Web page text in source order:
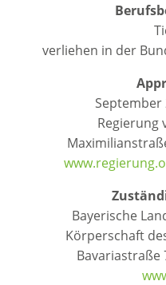
verliehen in der
September
Regierung
Bayerische
Körperschaft
Bavariastraße